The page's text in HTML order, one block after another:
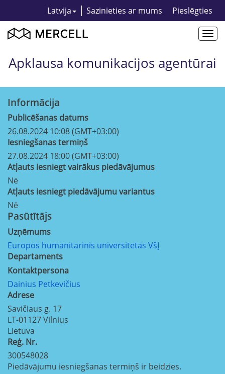
Latvija Sazinieties ar mums Pieslēgties
Apklausa komunikacijos agentūrai
Informācija
Publicēšanas datums
26.08.2024 10:08 (GMT+03:00)
Iesniegšanas termiņš
27.08.2024 18:00 (GMT+03:00)
Atļauts iesniegt vairākus piedāvājumus
Nē
Atļauts iesniegt piedāvājumu variantus
Nē
Pasūtītājs
Uzņēmums
Europos humanitarinis universitetas VšĮ
Departaments
Kontaktpersona
Dainius Petkevičius
Adrese
Savičiaus g. 17
LT-01127Vilnius
Lietuva
Reģ. Nr.
300548028
Piedāvājumu iesniegšanas termiņš ir beidzies.